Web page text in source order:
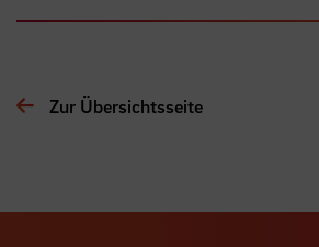
Zur Übersichtsseite